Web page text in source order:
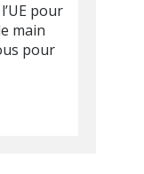
pour
main
pour